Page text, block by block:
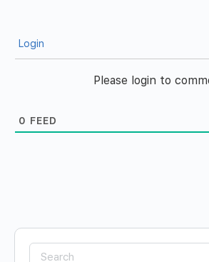
Login
Please login to
0 FEED
Search